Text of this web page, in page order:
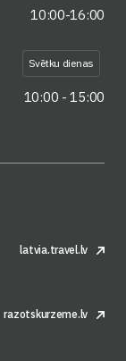
10:00-16:00
Svētku dienas
10:00 - 15:00
latvia.travel.lv
razotskurzeme.lv